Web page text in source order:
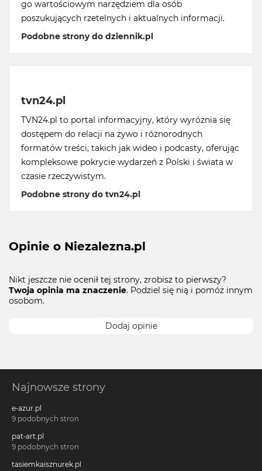
go wartościowym narzędziem dla osób
poszukujących rzetelnych i aktualnych informacji.
Podobne strony do dziennik.pl
tvn24.pl
TVN24.pl to portal informacyjny, który wyróżnia się
dostępem do relacji na żywo i różnorodnych
formatów treści, takich jak wideo i podcasty, oferując
kompleksowe pokrycie wydarzeń z Polski i świata w
czasie rzeczywistym.
Podobne strony do tvn24.pl
Opinie o Niezalezna.pl
Nikt jeszcze nie ocenił tej strony, zrobisz to pierwszy?
Twoja opinia ma znaczenie. Podziel się nią i pomóż innym
osobom.
Dodaj opinie
Najnowsze strony
e-azur.pl
9 podobnych stron
pat-art.pl
9 podobnych stron
tasiemkaisznurek.pl